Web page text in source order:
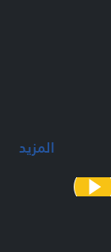
المزيد